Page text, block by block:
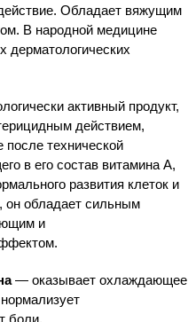
Обладает вяжущим
В народной медицине
дерматологических
активный продукт,
действием,
после технической
в его состав витамина А,
развития клеток и
он обладает сильным
и
— оказывает охлаждающее
боли.